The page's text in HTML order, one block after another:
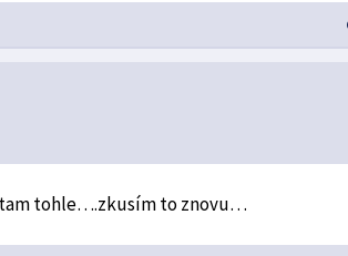
tam tohle….zkusím to znovu…